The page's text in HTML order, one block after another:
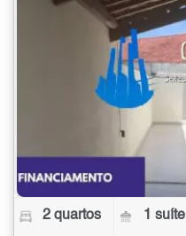
2 quartos 1 suíte